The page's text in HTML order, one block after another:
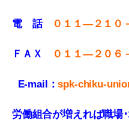
電 話 ０１１—２１０
ＦＡＸ ０１１—２０６
E-mail：spk-chiku-
労働組合が増えれば職場